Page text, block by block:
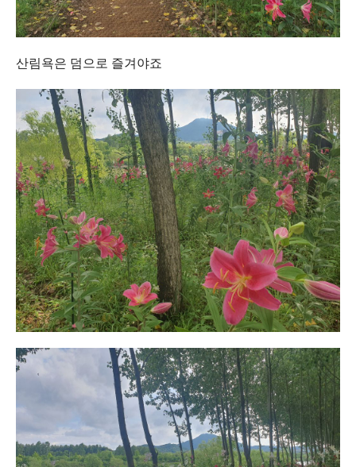
산림욕은 덤으로 즐겨야죠